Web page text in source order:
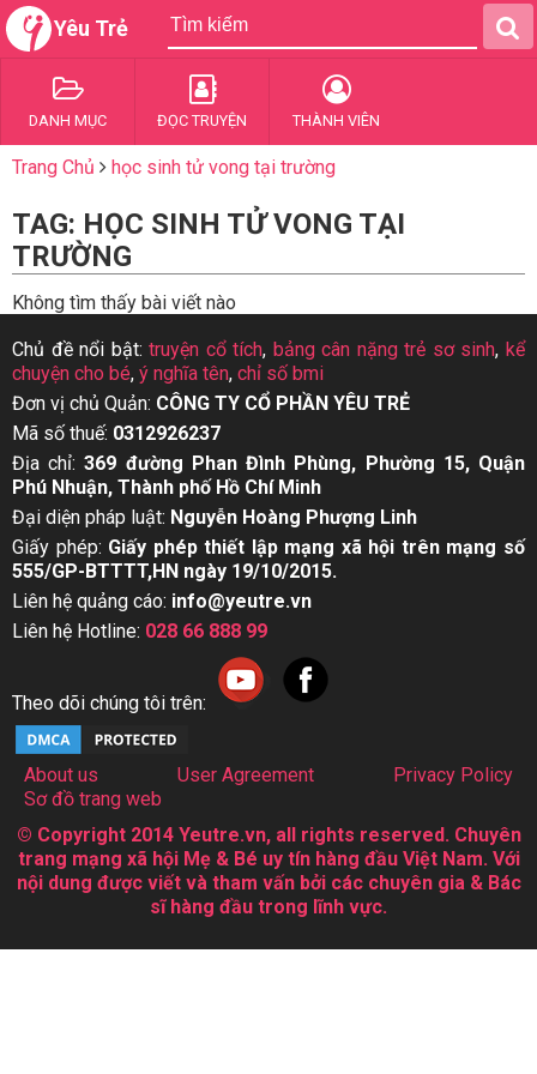
Yêu Trẻ
DANH MỤC ĐỌC TRUYỆN THÀNH VIÊN
Trang Chủ học sinh tử vong tại trường
TAG: HỌC SINH TỬ VONG TẠI
TRƯỜNG
Không tìm thấy bài viết nào
Chủ đề nổi bật:truyện cổ tích, bảng cân nặng trẻ sơ sinh,kể
chuyện cho bé, ý nghĩa tên, chỉ số bmi
Đơn vị chủ Quản: CÔNG TY CỔ PHẦN YÊU TRẺ
Mã số thuế: 0312926237
Địa chỉ:369 đường Phan Đình Phùng, Phường 15, Quận
Phú Nhuận, Thành phố Hồ Chí Minh
Đại diện pháp luật: Nguyễn Hoàng Phượng Linh
Giấy phép: Giấy phép thiết lập mạng xã hội trên mạng số
555/GP-BTTTT,HN ngày 19/10/2015.
Liên hệ quảng cáo: info@yeutre.vn
Liên hệ Hotline: 028 66 888 99
Theo dõi chúng tôi trên:
About us User Agreement
Privacy Policy
Sơ đồ trang web
© Copyright 2014 Yeutre.vn, all rights reserved. Chuyên
trang mạng xã hội Mẹ & Bé uy tín hàng đầu Việt Nam. Với
nội dung được viết và tham vấn bởi các chuyên gia & Bác
sĩ hàng đầu trong lĩnh vực.